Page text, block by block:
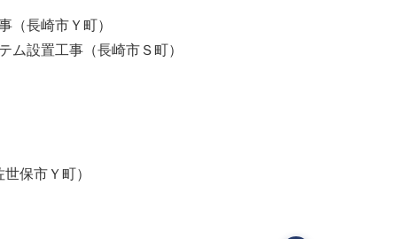
（長崎市Ｙ町）
ム設置工事（長崎市Ｓ町）
保市Ｙ町）